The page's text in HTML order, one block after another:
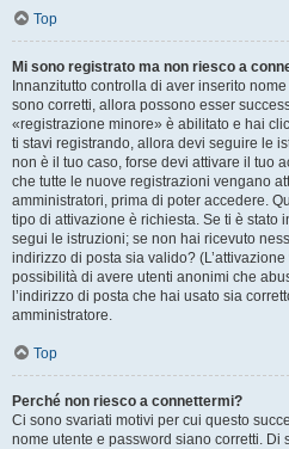
Top
Mi sono registrato ma non riesco a
Innanzitutto controlla di aver inserito
sono corretti, allora possono esser
«registrazione minore» è abilitato e hai
ti stavi registrando, allora devi seguire le
non è il tuo caso, forse devi attivare il tuo
che tutte le nuove registrazioni vengano
amministratori, prima di poter accedere.
tipo di attivazione è richiesta. Se ti è stato
segui le istruzioni; se non hai ricevuto
indirizzo di posta sia valido?
possibilità di avere utenti anonimi che
l’indirizzo di posta che hai usato sia
amministratore.
Top
Perché non riesco a connettermi?
Ci sono svariati motivi per cui questo
nome utente e password siano corretti. Di